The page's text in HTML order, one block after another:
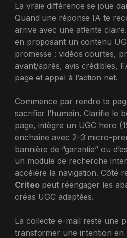
La vraie différence se joue
Quand une réponse IA te
arrive avec une attente
en proposant un contenu
promesse : vidéos courtes,
avant/après, avis crédibles,
page et appel à l’action net.
Commence par rendre ta
sacrifier l’humain. Clarifie le
page, intègre un UGC hero
enchaîne avec 2–3 micro-
bannière de “garantie” ou
un module de recherche
accélère la navigation. Côté
Criteo peut réengager les
créas UGC adaptées.
La collecte e-mail reste une
transformer une intention en